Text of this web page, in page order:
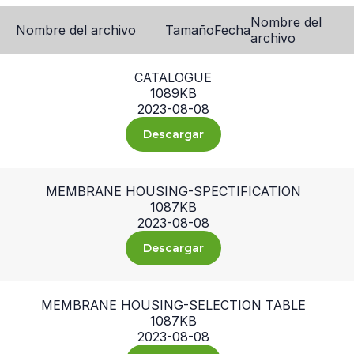
Nombre del archivo TamañoFechaNombre del
archivo
CATALOGUE
1089KB
2023-08-08
Descargar
MEMBRANE HOUSING-SPECTIFICATION
1087KB
2023-08-08
Descargar
MEMBRANE HOUSING-SELECTION TABLE
1087KB
2023-08-08